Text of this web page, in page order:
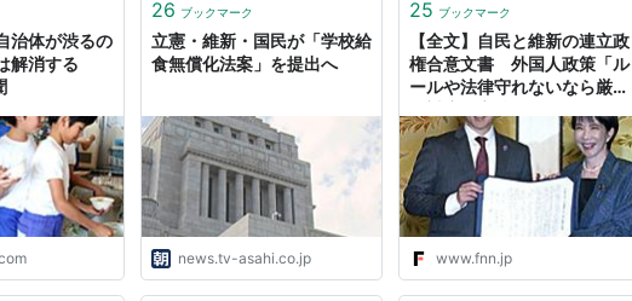
治体が渋るの
解消する
26 ブックマーク
立憲・維新・国民が「学校給
食無償化法案」を提出へ
news.tv-asahi.co.jp
25 ブックマーク
【全文】自民と維新の連立政
権合意文書 外国人政策「ル
ールや法律守れないなら厳し
｜FNNプライムオンライン
www.fnn.jp